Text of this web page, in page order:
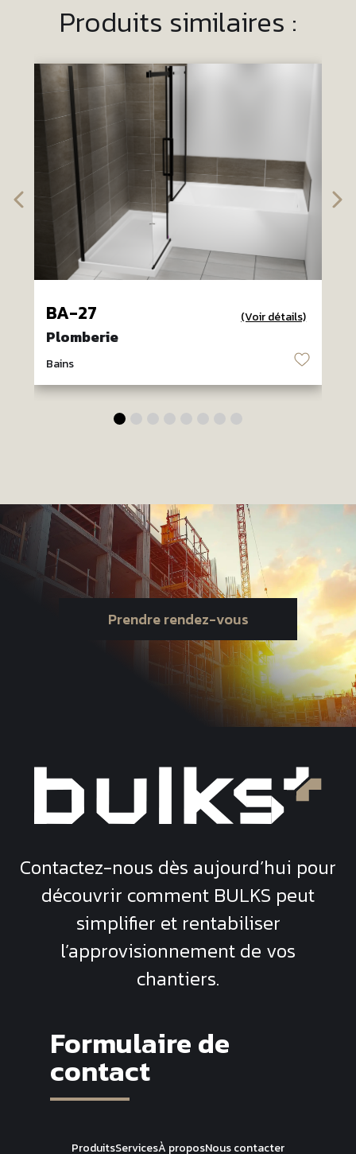
Produits similaires :
BA-27 (Voir détails)
Plomberie
Bains ♡
Prendre rendez-vous
Contactez-nous dès aujourd’hui pour
découvrir comment BULKS peut
simplifier et rentabiliser
l’approvisionnement de vos
chantiers.
Formulaire de
contact
ProduitsServicesÀ proposNous contacter